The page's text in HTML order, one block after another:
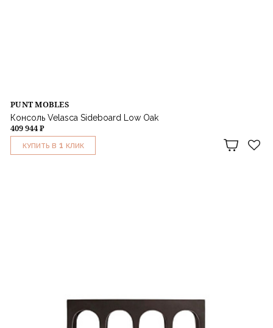
PUNT MOBLES
Консоль Velasca Sideboard Low Oak
409 944 ₽
КУПИТЬ В 1 КЛИК